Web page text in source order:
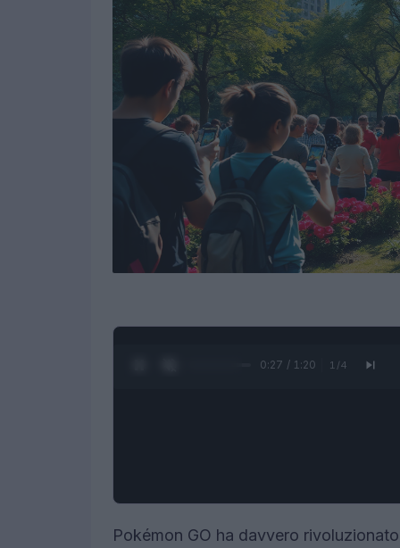
0:28 / 1:20 1 /4
Pokémon GO ha davvero